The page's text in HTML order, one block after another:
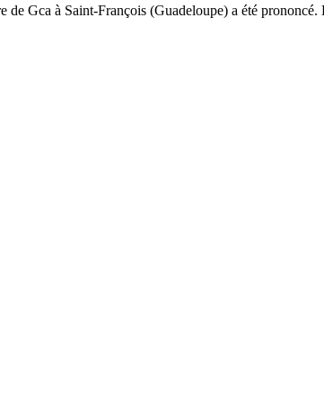
Gca à Saint-François (Guadeloupe) a été